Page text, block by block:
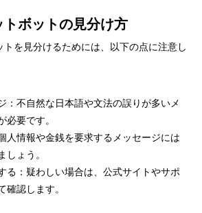
ボットの見分け方
トを見分けるためには、以下の点に注意し
：不自然な日本語や文法の誤りが多いメ
必要です。
人情報や金銭を要求するメッセージには
しょう。
る：疑わしい場合は、公式サイトやサポ
確認します。